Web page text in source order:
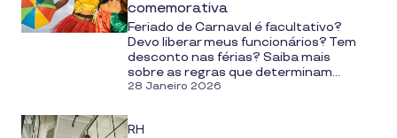
comemorativa
Feriado de Carnaval é facultativo?
Devo liberar meus funcionários? Tem
desconto nas férias? Saiba mais
sobre as regras que determinam...
28 Janeiro 2026
RH